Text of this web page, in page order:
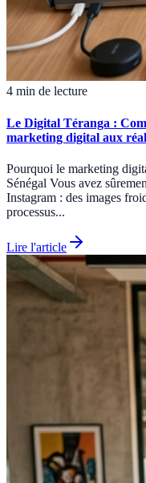
4 min de lecture
Le Digital Téranga :
marketing digital aux
Pourquoi le marketing
Sénégal Vous avez
Instagram : des images
processus...
Lire l'article